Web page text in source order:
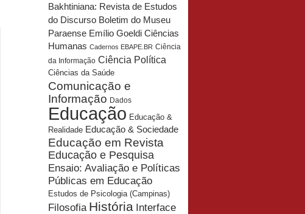
Bakhtiniana: Revista de Estudos
do Discurso Boletim do Museu
Paraense Emílio Goeldi Ciências
Humanas Cadernos EBAPE.BR Ciência
da Informação Ciência Política
Ciências da Saúde
Comunicação e
Informação Dados
Educação Educação &
Realidade Educação & Sociedade
Educação em Revista
Educação e Pesquisa
Ensaio: Avaliação e Políticas
Públicas em Educação
Estudos de Psicologia (Campinas)
Filosofia História Interface